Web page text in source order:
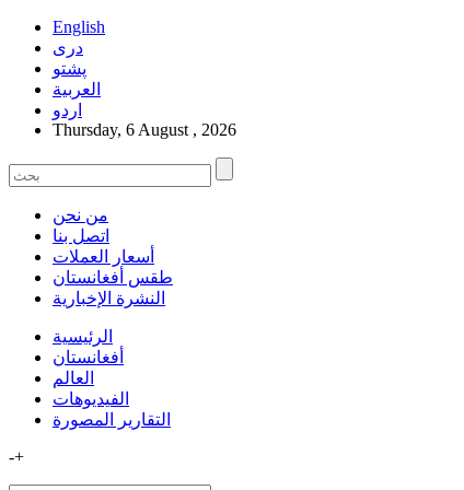
English
دری
پشتو
العربیة
اردو
Thursday, 6 August , 2026
من نحن
اتصل بنا
أسعار العملات
طقس أفغانستان
النشرة الإخبارية
الرئيسية
أفغانستان
العالم
الفیدیوهات
التقاریر المصورة
-+